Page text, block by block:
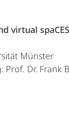
virtual spaCES
Münster
Dr. Frank